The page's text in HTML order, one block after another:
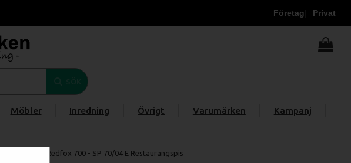
Företag Privat
Möbler Inredning Övrigt Varumärken
Kampanj
RM Gastro Redfox 700 - SP 70/04 E Restaurangspis